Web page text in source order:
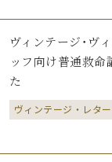
ヴィンテージ･ヴ
ッフ向け普通救命
た
ヴィンテージ・レター